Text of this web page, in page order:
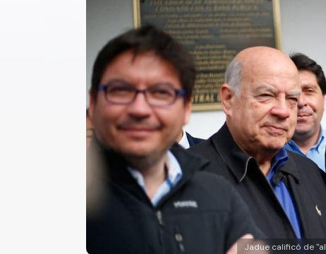
Jadue calificó de